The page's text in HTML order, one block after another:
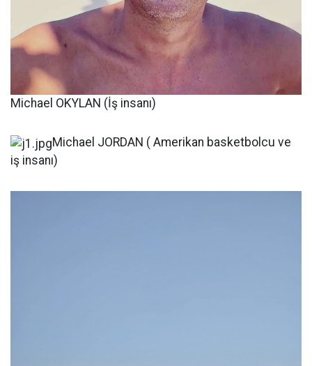
Michael OKYLAN (İş insanı)
Michael JORDAN ( Amerikan basketbolcu ve
iş insanı)